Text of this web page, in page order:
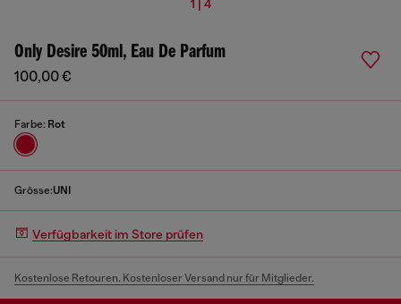
1 | 4
Only Desire 50ml, Eau De Parfum
100,00 €
Farbe: Rot
Grösse:UNI
Verfügbarkeit im Store prüfen
Kostenlose Retouren. Kostenloser Versand nur für Mitglieder.